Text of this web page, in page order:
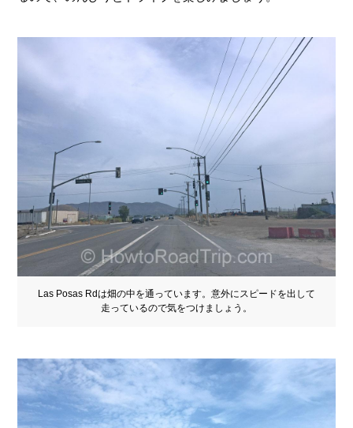
Las Posas Rdは畑の中を通っています。意外にスピードを出して
走っているので気をつけましょう。